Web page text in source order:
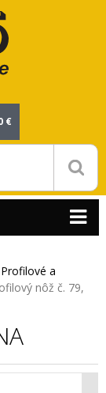
€
Profilové a
nôž č. 79,